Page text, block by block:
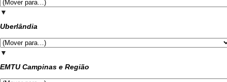
▼
Uberlândia
▼
EMTU Campinas e Região